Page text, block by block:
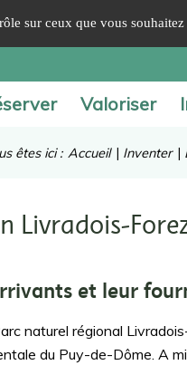
Valoriser
êtes ici : Accueil | Inventer |
Livradois-
et leur
naturel régional
du Puy-de-Dôme. A
sur ceux que vous